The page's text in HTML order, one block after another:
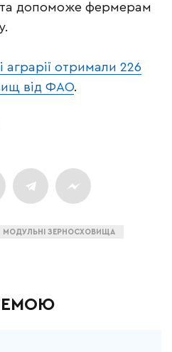
та допоможе фермерам
аграрії отримали 226
від ФАО.
МОДУЛЬНІ ЗЕРНОСХОВИЩА